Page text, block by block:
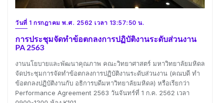
วันที่ 1 กรกฎาคม พ.ศ. 2562 เวลา 13:57:50 น.
การประชุมจัดทำข้อตกลงการปฏิบัติงานระดับส่วนงาน
PA 2563
งานนโยบายและพัฒนาคุณภาพ คณะวิทยาศาสตร์ มหาวิทยาลัยมหิดล
จัดประชุมการจัดทำข้อตกลงการปฏิบัติงานระดับส่วนงาน (คณบดี ทำ
ข้อตกลงปฏิบัติงานกับ อธิการบดีมหาวิทยาลัยมหิดล) หรือเรียกว่า
Performance Agreement 2563 วันจันทร์ที่ 1 ก.ค. 2562 เวลา